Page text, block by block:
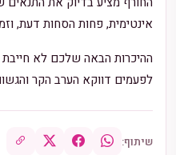
אינטימית, פחות הסחות דעת,
ההיכרות הבאה שלכם לא
לפעמים דווקא הערב הקר
שיתוף: